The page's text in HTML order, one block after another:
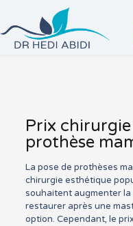
Prix
prothèse
La pose de prothèses
chirurgie esthétique
souhaitent augmenter
restaurer après une
option. Cependant, le